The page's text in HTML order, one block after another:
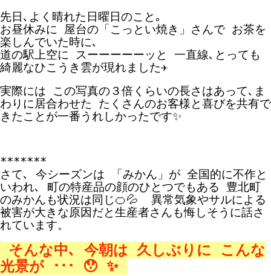
先日､よく晴れた日曜日のこと｡
お昼休みに 屋台の「こっとい焼き」さんで お茶を
楽しんでいた時に､
道の駅上空に スーーーーーッと 一直線､とっても
綺麗なひこうき雲が現れました✈
実際には この写真の３倍くらいの長さはあって､ま
わりに居合わせた たくさんのお客様と喜びを共有で
きたことが一番うれしかったです✨
*******
さて､ 今シーズンは 「みかん」が 全国的に不作と
いわれ､ 町の特産品の顔のひとつでもある 豊北町
のみかんも状況は同じ🍊💦 異常気象やサルによる
被害が大きな原因だと生産者さんも悔しそうに話さ
れています。
そんな中､ 今朝は 久しぶりに こんな
光景が ･･･ 😯 ✨